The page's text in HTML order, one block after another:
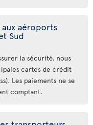
aéroports
Sud
la sécurité, nous
cartes de crédit
Les paiements ne se
comptant.